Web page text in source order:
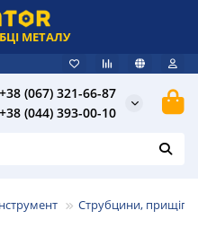
МЕТАЛУ
+38 (067) 321-66-87
+38 (044) 393-00-10
Струбцини,